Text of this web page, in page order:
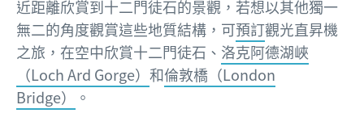
近距離欣賞到十二門徒石的景觀，若想以其他獨一
無二的角度觀賞這些地質結構，可預訂觀光直昇機
之旅，在空中欣賞十二門徒石、 洛克阿德湖峽
（Loch Ard Gorge） 和倫敦橋（London
Bridge）
。